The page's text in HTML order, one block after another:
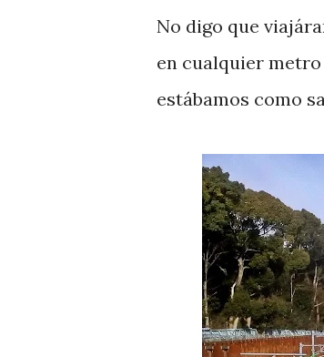
No digo que
en cualquier metro
estábamos como